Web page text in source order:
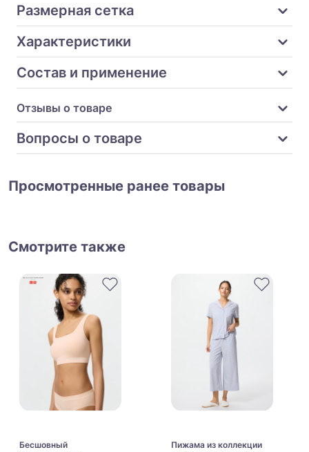
Размерная сетка
Характеристики
Состав и применение
Отзывы о товаре
Вопросы о товаре
Просмотренные ранее товары
Смотрите также
Бесшовный
Пижама из коллекции